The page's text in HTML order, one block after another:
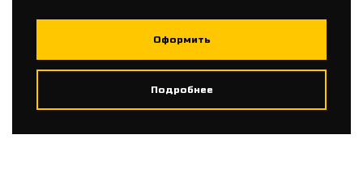
Оформить
Подробнее